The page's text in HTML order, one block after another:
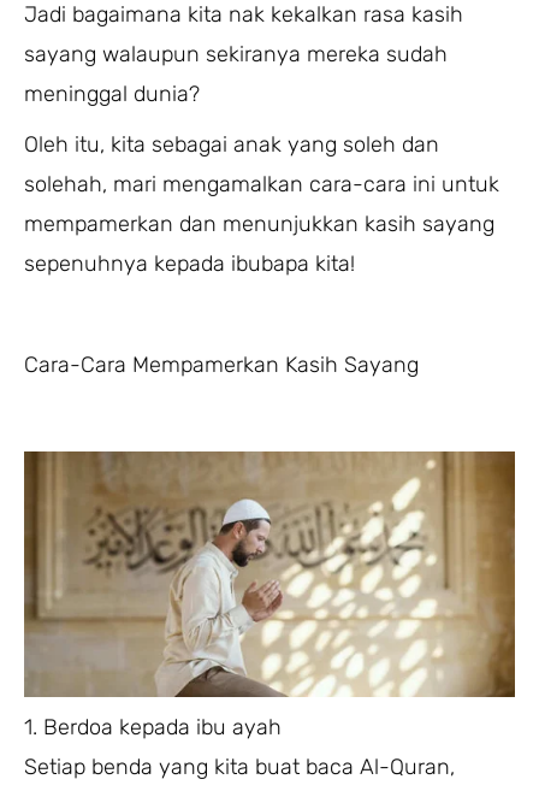
Jadi bagaimana kita nak kekalkan rasa kasih
sayang walaupun sekiranya mereka sudah
meninggal dunia?
Oleh itu, kita sebagai anak yang soleh dan
solehah, mari mengamalkan cara-cara ini untuk
mempamerkan dan menunjukkan kasih sayang
sepenuhnya kepada ibubapa kita!
Cara-Cara Mempamerkan Kasih Sayang
1. Berdoa kepada ibu ayah
Setiap benda yang kita buat baca Al-Quran,